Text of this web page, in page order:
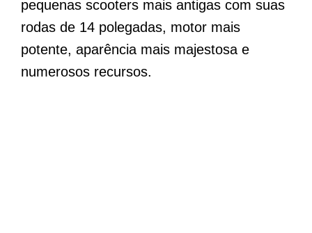
pequenas scooters mais antigas com suas
rodas de 14 polegadas, motor mais
potente, aparência mais majestosa e
numerosos recursos.